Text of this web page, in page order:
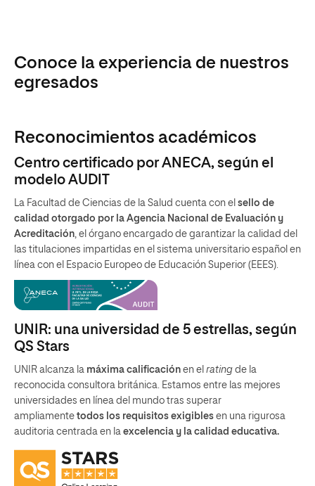
Conoce la experiencia de nuestros
egresados
Reconocimientos académicos
Centro certificado por ANECA, según el
modelo AUDIT
La Facultad de Ciencias de la Salud cuenta con el sello de
calidad otorgado por la Agencia Nacional de Evaluación y
Acreditación, el órgano encargado de garantizar la calidad del
las titulaciones impartidas en el sistema universitario español en
línea con el Espacio Europeo de Educación Superior (EEES).
UNIR: una universidad de 5 estrellas, según
QS Stars
UNIR alcanza la máxima calificación en el rating de la
reconocida consultora británica. Estamos entre las mejores
universidades en línea del mundo tras superar
ampliamente todos los requisitos exigibles en una rigurosa
auditoria centrada en la excelencia y la calidad educativa.